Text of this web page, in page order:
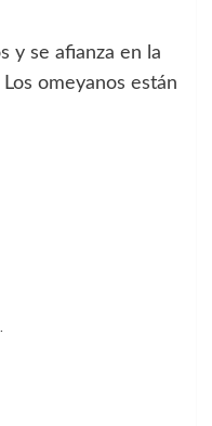
y se afianza en la
omeyanos están